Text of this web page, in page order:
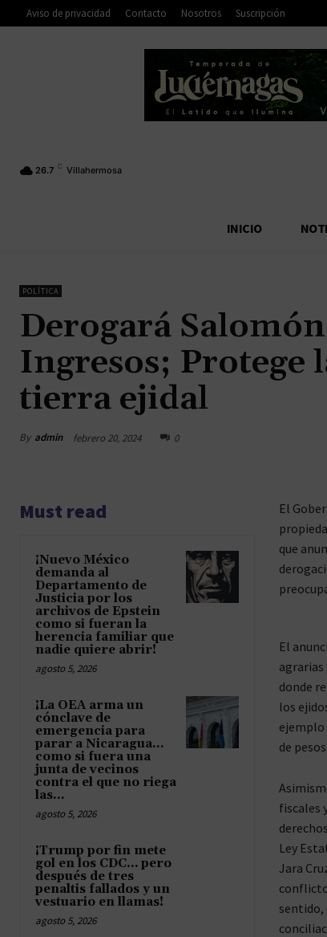
Aviso de privacidad Contacto Nosotros Suscripción
26.7 C Villahermosa
INICIO
POLÍTICA
Derogará
Ingresos; Protege
tierra ejidal
By admin febrero 20, 2024 0
Must read
¡Nuevo México
demanda al
Departamento de
Justicia por los
archivos de Epstein
como si fueran la
herencia familiar que
nadie quiere abrir!
agosto 5, 2026
¡La OEA arma un
cónclave de
emergencia para
parar a Nicaragua…
como si fuera una
junta de vecinos
contra el que no riega
las...
agosto 5, 2026
¡Trump por fin mete
gol en los CDC… pero
después de tres
penaltis fallados y un
vestuario en llamas!
agosto 5, 2026
El
que
El
agrarias
donde
los
ejemplo
de pesos.
fiscales
Ley
Jara
sentido,